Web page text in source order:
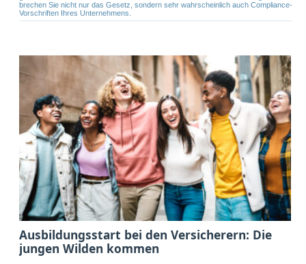
brechen Sie nicht nur das Gesetz, sondern sehr wahrscheinlich auch Compliance-
Vorschriften Ihres Unternehmens.
Ausbildungsstart bei den Versicherern: Die
jungen Wilden kommen